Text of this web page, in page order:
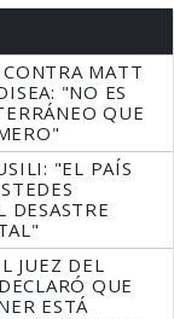
MATT
"NO ES
QUE
"EL PAÍS
DESASTRE
JUEZ DEL
QUE
ESTÁ